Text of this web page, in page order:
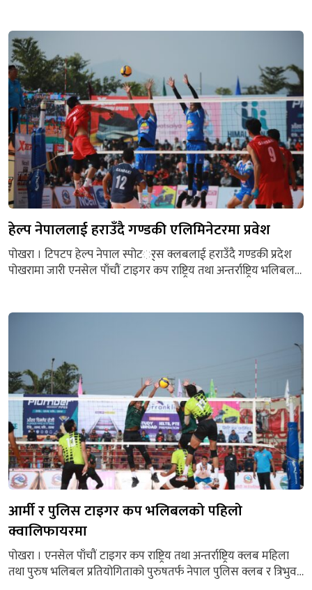
साइड फुटबल प्रतियोगिताको पहिलो क्वाटरफाइनल खेलमा फ्रिडम
फाइटर काठमाडौंलाई पेनाल्टी सुटआउटमा ७–६ गोल अन्तरले पराजित...
हेल्प नेपाललाई हराउँदै गण्डकी एलिमिनेटरमा प्रवेश
पोखरा । टिपटप हेल्प नेपाल स्पोटर््स क्लबलाई हराउँदै गण्डकी प्रदेश
पोखरामा जारी एनसेल पाँचौं टाइगर कप राष्ट्रिय तथा अन्तर्राष्ट्रिय भलिबल
पराजित गर्दै गण्डकी एलिमिनेटरमा प्रवेश गरेको हो ।पहिलो सेट २१–२५
आर्मी र पुलिस टाइगर कप भलिबलको पहिलो
क्वालिफायरमा
पोखरा । एनसेल पाँचौं टाइगर कप राष्ट्रिय तथा अन्तर्राष्ट्रिय क्लब महिला
तथा पुरुष भलिबल प्रतियोगिताको पुरुषतर्फ नेपाल पुलिस क्लब र त्रिभुवन